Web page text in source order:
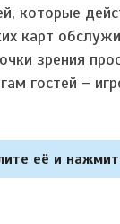
которые
карт
зрения
гостей –
её и